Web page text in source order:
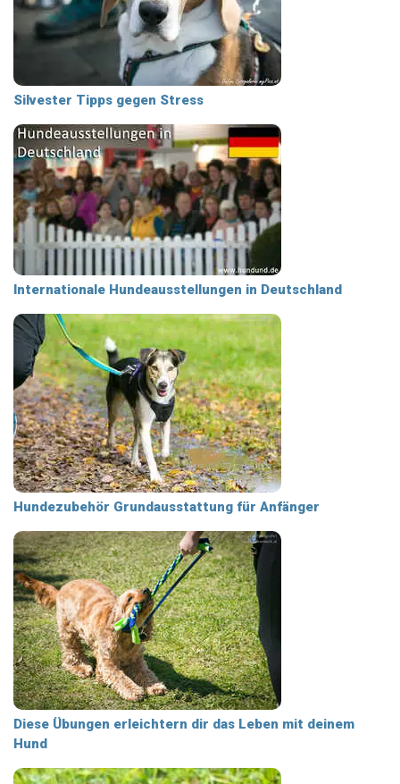
Silvester Tipps gegen Stress
Internationale Hundeausstellungen in Deutschland
Hundezubehör Grundausstattung für Anfänger
Diese Übungen erleichtern dir das Leben mit deinem
Hund